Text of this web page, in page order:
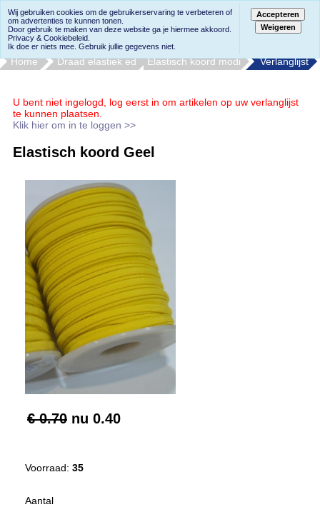
Home Draad elastiek ed Elastisch koord modi Verlanglijst
U bent niet ingelogd, log eerst in om artikelen op uw verlanglijst
te kunnen plaatsen.
Klik hier om in te loggen >>
Elastisch koord Geel
€ 0.70 nu 0.40
Voorraad: 35
Aantal
Wij gebruiken cookies om de gebruikerservaring te verbeteren of
om advertenties te kunnen tonen.
Door gebruik te maken van deze website ga je hiermee akkoord.
Privacy & Cookiebeleid.
Ik doe er niets mee. Gebruik jullie gegevens niet.
Accepteren
Weigeren